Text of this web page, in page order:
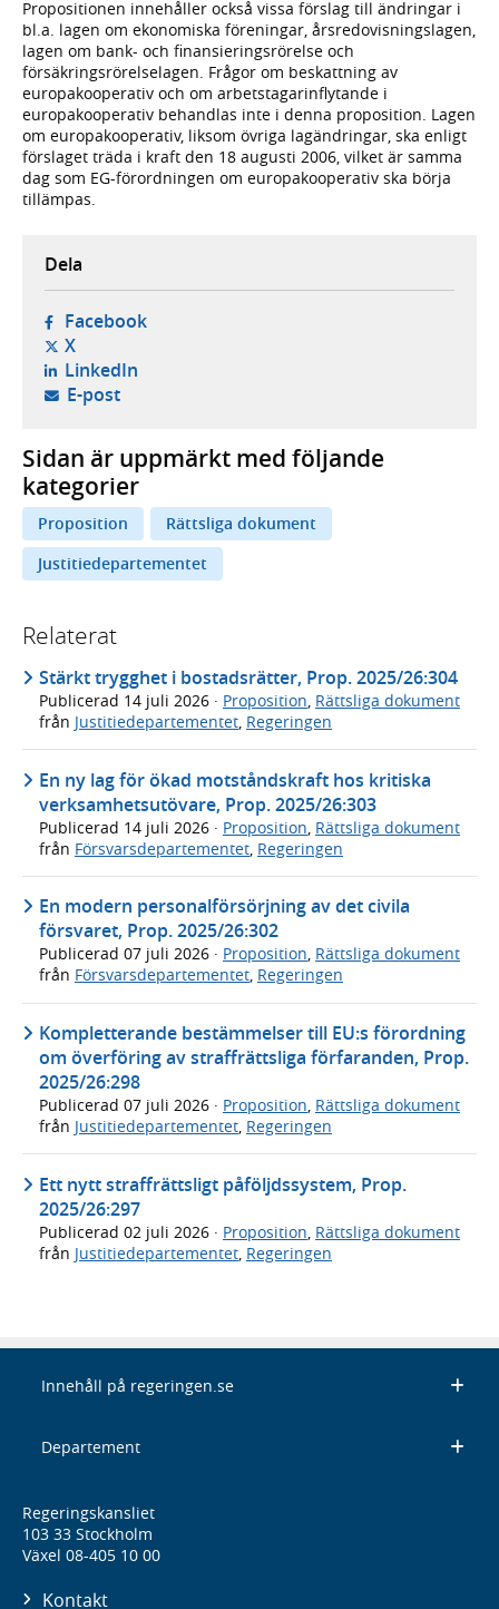
Propositionen innehåller också vissa förslag till ändringar i
bl.a. lagen om ekonomiska föreningar, årsredovisningslagen,
lagen om bank- och finansieringsrörelse och
försäkringsrörelselagen. Frågor om beskattning av
europakooperativ och om arbetstagarinflytande i
europakooperativ behandlas inte i denna proposition. Lagen
om europakooperativ, liksom övriga lagändringar, ska enligt
förslaget träda i kraft den 18 augusti 2006, vilket är samma
dag som EG-förordningen om europakooperativ ska börja
tillämpas.
Dela
Facebook- öppnas i ny flik, extern webbplats,
X- öppnas i ny flik, extern webbplats,
LinkedIn- öppnas i ny flik, extern webbplats,
E-post- öppnar din e-postklient,
Sidan är uppmärkt med följande
kategorier
Proposition
Rättsliga dokument
Justitiedepartementet
Relaterat
Stärkt trygghet i bostadsrätter, Prop. 2025/26:304
Publicerad 14 juli 2026 · Proposition, Rättsliga dokument
från Justitiedepartementet, Regeringen
En ny lag för ökad motståndskraft hos kritiska
verksamhetsutövare, Prop. 2025/26:303
Publicerad 14 juli 2026 · Proposition Rättsliga dokument
från Försvarsdepartementet Regeringen
En modern personalförsörjning av det civila
försvaret, Prop. 2025/26:302
Publicerad 07 juli 2026 · Proposition, Rättsliga dokument
från Försvarsdepartementet, Regeringen
Kompletterande bestämmelser till EU:s förordning
om överföring av straffrättsliga förfaranden, Prop.
2025/26:298
Publicerad 07 juli 2026 · Proposition, Rättsliga dokument
från Justitiedepartementet, Regeringen
Ett nytt straffrättsligt påföljdssystem, Prop.
2025/26:297
Publicerad 02 juli 2026 · Proposition Rättsliga dokument
från Justitiedepartementet Regeringen
Innehåll på regeringen.se
Departement
Regeringskansliet
103 33 Stockholm
Växel 08-405 10 00
Kontakt